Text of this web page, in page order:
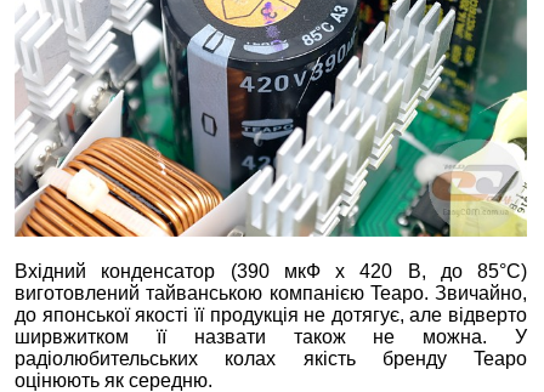
Вхідний конденсатор (390 мкФ х 420 В, до 85°С)
виготовлений тайванською компанією Teapo. Звичайно,
до японської якості її продукція не дотягує, але відверто
ширвжитком її назвати також не можна. У
радіолюбительських колах якість бренду Teapo
оцінюють як середню.